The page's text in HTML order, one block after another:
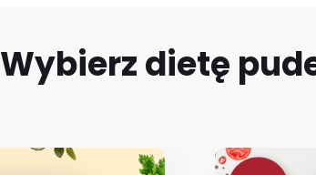
Wybierz dietę